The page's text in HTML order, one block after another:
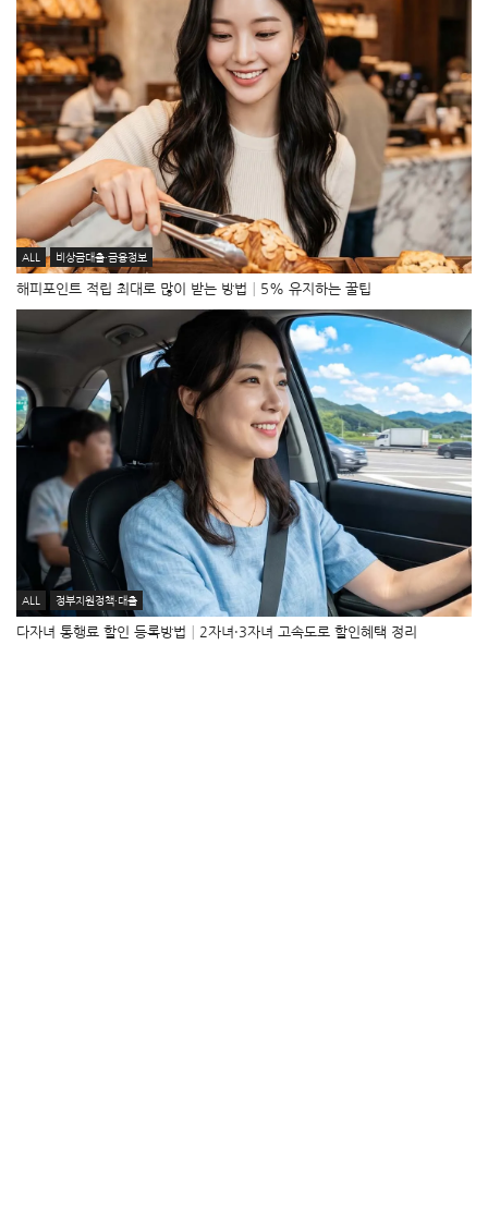
ALL 비상금대출·금융정보
해피포인트 적립 최대로 많이 받는 방법│5% 유지하는 꿀팁
ALL 정부지원정책·대출
다자녀 통행료 할인 등록방법│2자녀·3자녀 고속도로 할인혜택 정리